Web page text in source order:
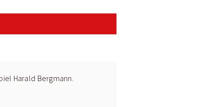
Harald Bergmann.